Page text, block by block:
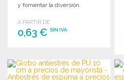
y fomentar la diversión.
A PARTIR DE
0,63 € SIN IVA
Solicitar un presupuesto